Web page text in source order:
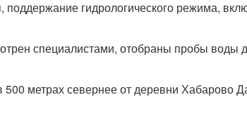
поддержание гидрологического режима,
специалистами, отобраны пробы воды
метрах севернее от деревни Хабарово